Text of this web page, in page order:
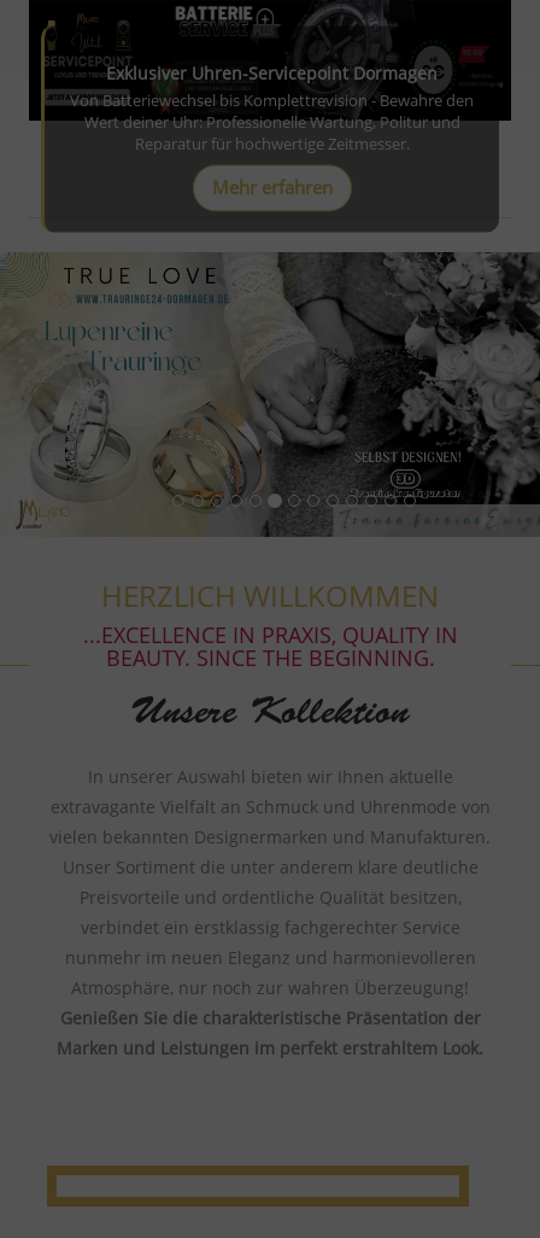
Exklusiver Uhren-Servicepoint Dormagen
Von Batteriewechsel bis Komplettrevision - Bewahre den
Wert deiner Uhr: Professionelle Wartung, Politur und
Reparatur für hochwertige Zeitmesser.
Mehr erfahren
Exklusiver Uhren-Servicepoint Dormagen
Von Batteriewechsel bis Komplettrevision - Bewahre den
Wert deiner Uhr: Professionelle Wartung, Politur und
Reparatur für hochwertige Zeitmesser.
Jetzt entdecken
Previous
HERZLICH WILLKOMMEN
...EXCELLENCE IN PRAXIS, QUALITY IN
BEAUTY. SINCE THE BEGINNING.
Unsere Kollektion
In unserer Auswahl bieten wir Ihnen aktuelle
extravagante Vielfalt an Schmuck und Uhrenmode von
vielen bekannten Designermarken und Manufakturen.
Unser Sortiment die unter anderem klare deutliche
Preisvorteile und ordentliche Qualität besitzen,
verbindet ein erstklassig fachgerechter Service
nunmehr im neuen Eleganz und harmonievolleren
Atmosphäre, nur noch zur wahren Überzeugung!
Genießen Sie die charakteristische Präsentation der
Marken und Leistungen im perfekt erstrahltem Look.